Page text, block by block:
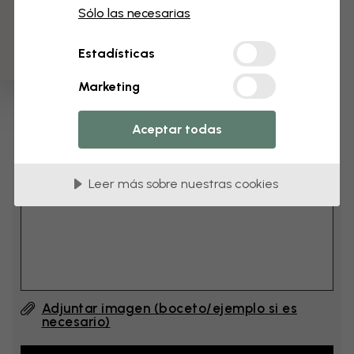
Añade 6–10 cm al ancho y a la altura
Añadir comentario
Comentario (English) #1
Adjuntar imagen (boceto/ejemplo si es
necesario)
Sólo las necesarias
Estadísticas
Marketing
Aceptar todas
Leer más sobre nuestras cookies